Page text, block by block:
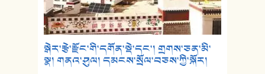
སྒེར་རྩེ་རྫོང་གི་དགོན་སྡེ་དང་། གྲགས་ཅན་མི་
སྣ། གནའ་ཤུལ། དམངས་སྲོལ་བཅས་ཀྱི་སྐོར།